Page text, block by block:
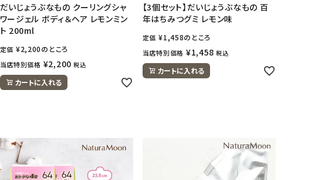
だいじょうぶなもの クーリングシャ
ワージェル ボディ＆ヘア レモンミン
ト 200ml
定価 ¥2,200のところ
当店特別価格 ¥2,200 税込
カートに入れる
【3個セット】だいじょうぶなもの 百
年はちみつグミ レモン味
定価 ¥1,458のところ
当店特別価格 ¥1,458 税込
カートに入れる